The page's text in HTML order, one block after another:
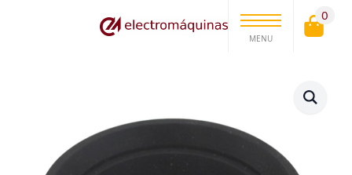
MENU
0